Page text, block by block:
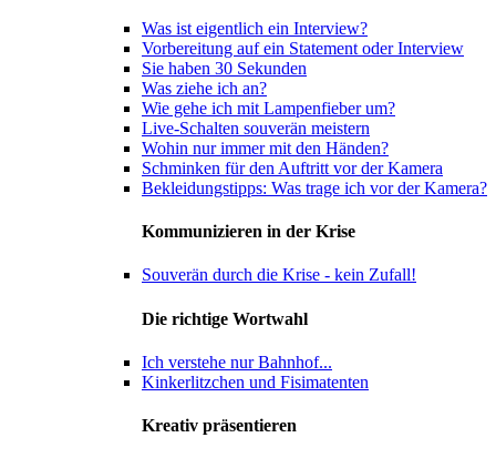
Was ist eigentlich ein Interview?
Vorbereitung auf ein Statement oder Interview
Sie haben 30 Sekunden
Was ziehe ich an?
Wie gehe ich mit Lampenfieber um?
Live-Schalten souverän meistern
Wohin nur immer mit den Händen?
Schminken für den Auftritt vor der Kamera
Bekleidungstipps: Was trage ich vor der Kamera?
Kommunizieren in der Krise
Souverän durch die Krise - kein Zufall!
Die richtige Wortwahl
Ich verstehe nur Bahnhof...
Kinkerlitzchen und Fisimatenten
Kreativ präsentieren